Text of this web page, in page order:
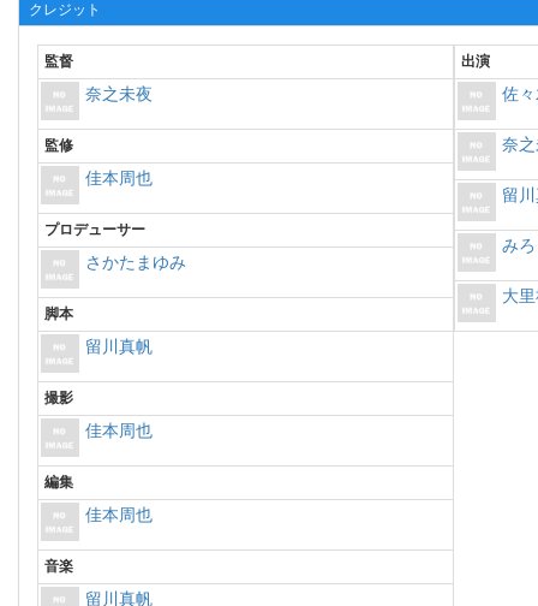
クレジット
監督
奈之未夜
監修
佳本周也
プロデューサー
さかたまゆみ
脚本
留川真帆
撮影
佳本周也
編集
佳本周也
音楽
留川真帆
出演
佐
奈
留
みろ
大